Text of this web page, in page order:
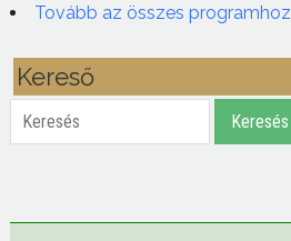
Tovább az összes programhoz
Kereső
Keresés Keresés